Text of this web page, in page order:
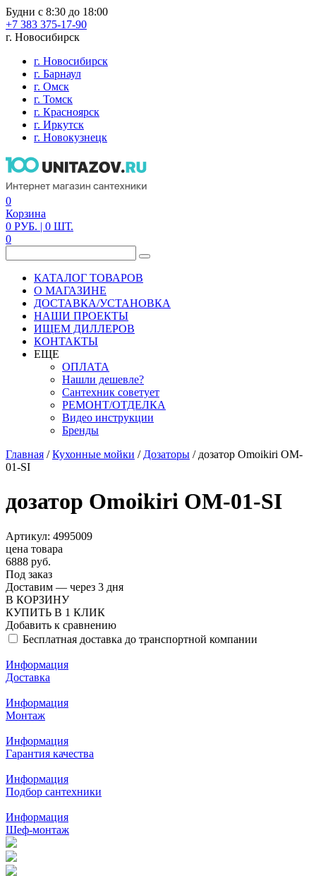
Будни с 8:30 до 18:00
+7 383 375-17-90
г. Новосибирск
г. Новосибирск
г. Барнаул
г. Омск
г. Томск
г. Красноярск
г. Иркутск
г. Новокузнецк
0
Корзина
0 РУБ. | 0 ШТ.
0
КАТАЛОГ ТОВАРОВ
О МАГАЗИНЕ
ДОСТАВКА/УСТАНОВКА
НАШИ ПРОЕКТЫ
ИЩЕМ ДИЛЛЕРОВ
КОНТАКТЫ
ЕЩЕ
ОПЛАТА
Нашли дешевле?
Сантехник советует
РЕМОНТ/ОТДЕЛКА
Видео инструкции
Бренды
Главная /Кухонные мойки / Дозаторы / дозатор Omoikiri OM-
01-SI
дозатор Omoikiri OM-01-SI
Артикул: 4995009
цена товара
6888 руб.
Под заказ
Доставим — через 3 дня
В КОРЗИНУ
КУПИТЬ В 1 КЛИК
Добавить к сравнению
Бесплатная доставка до транспортной компании
Информация
Доставка
Информация
Монтаж
Информация
Гарантия качества
Информация
Подбор сантехники
Информация
Шеф-монтаж